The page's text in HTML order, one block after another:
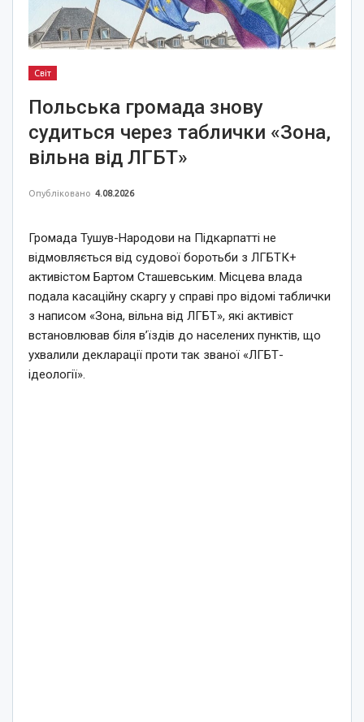
Світ
Польська громада знову
судиться через таблички «Зона,
вільна від ЛГБТ»
Опубліковано 4.08.2026
Громада Тушув-Народови на Підкарпатті не
відмовляється від судової боротьби з ЛГБТК+
активістом Бартом Сташевським. Місцева влада
подала касаційну скаргу у справі про відомі таблички
з написом «Зона, вільна від ЛГБТ», які активіст
встановлював біля в’їздів до населених пунктів, що
ухвалили декларації проти так званої «ЛГБТ-
ідеології».